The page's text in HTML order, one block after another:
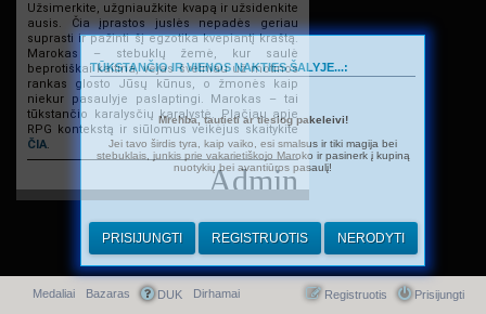
Užsimerkite, užgniaužkite kvapą ir užsidenkite
ausis. Čia įprastos juslės nepadės geriau
suprasti ir pažinti šį egzotika kvepiantį kraštą.
Marokas – stebuklų žemė, kur saulė
beprotiškai kaitina, vėjas švelniau už motinos
rankas glosto Jūsų kūnus, o žmonės kaip
niekur pasaulyje paslaptingi. Marokas – tai
tūkstančio karalysčių karalystė. Plačiau apie
RPG kontekstą ir siūlomus veikėjus skaitykite
ČIA.
Admin
Greitasis meniu
Medaliai Bazaras DUK Dirhamai Prisijungti
Registruotis
TŪKSTANČIO IR VIENOS NAKTIES ŠALYJE...:
Mrehba, tautieti ar tiesiog pakeleivi!
Jei tavo širdis tyra, kaip vaiko, esi smalsus ir tiki magija bei
stebuklais, junkis prie vakarietiškojo Maroko ir pasinerk į kupiną
nuotykių bei avantiūros pasaulį!
PRISIJUNGTI REGISTRUOTIS NERODYTI